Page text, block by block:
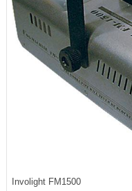
Involight FM1500